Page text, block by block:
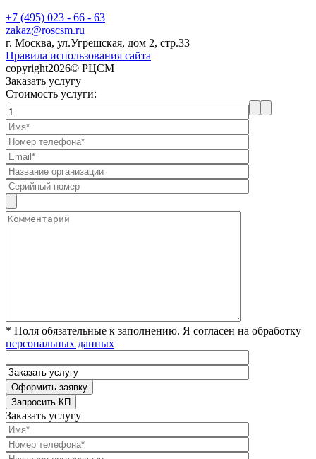
+7 (495) 023 - 66 - 63
zakaz@roscsm.ru
г. Москва, ул.Угрешская, дом 2, стр.33
Правила использования сайта
copyright2026© РЦСМ
Заказать услугу
Стоимость услуги:
* Поля обязательные к заполнению. Я согласен на обработку
персональных данных
Заказать услугу